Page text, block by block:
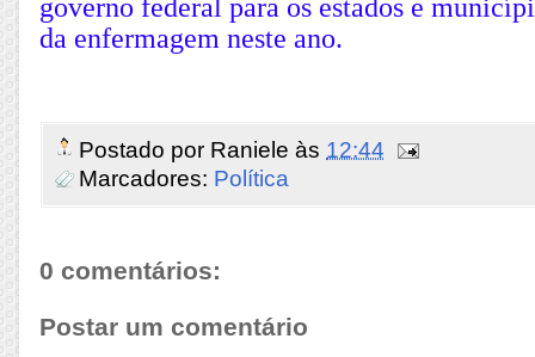
governo federal para os estados e
da enfermagem neste ano.
Postado por Raniele às 12:44
Marcadores: Política
0 comentários:
Postar um comentário